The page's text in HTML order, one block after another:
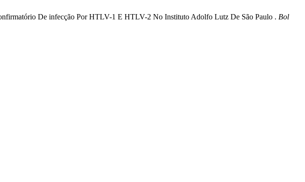
De infecção Por HTLV-1 E HTLV-2 No Instituto Adolfo Lutz De São Paulo . Bol